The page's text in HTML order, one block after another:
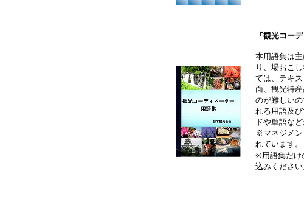
『観光コー
本用語集は
り、場おこ
ては、テキ
面、観光特
のが難しい
れる用語及
ドや単語な
※マネジメン
れています。
※用語集だけ
込みください